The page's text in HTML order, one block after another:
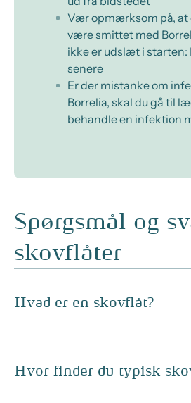
Vær opmærksom på, at
være smittet med
ikke er udslæt i starten:
senere
Er der mistanke om
Borrelia, skal du gå til
behandle en infektion
Spørgsmål og
skovflåter
Hvad er en skovflåt?
Hvor finder du typisk